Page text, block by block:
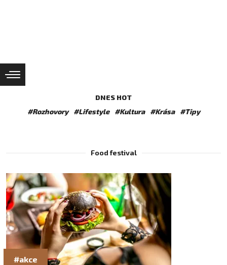
DNES HOT
#Rozhovory
#Lifestyle #Kultura #Krása #Tipy
Food festival
#akce